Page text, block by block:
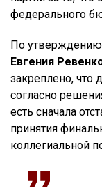
федерального
По утверждению
Евгения
закреплено, что
согласно
есть сначала
принятия
коллегиальной